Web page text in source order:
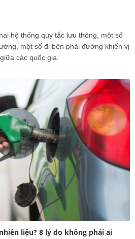
hệ thống quy tắc lưu thông, một số
một số đi bên phải đường khiến vị
các quốc gia.
liệu? 8 lý do không phải ai